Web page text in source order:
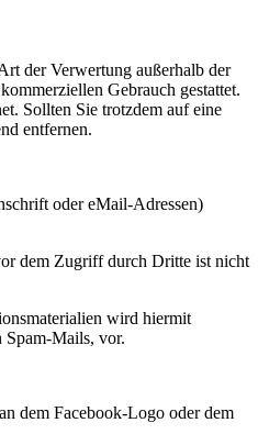
der Verwertung außerhalb der
Gebrauch gestattet.
Sollten Sie trotzdem auf eine
entfernen.
oder eMail-Adressen)
dem Zugriff durch Dritte ist nicht
wird hiermit
Spam-Mails, vor.
dem Facebook-Logo oder dem